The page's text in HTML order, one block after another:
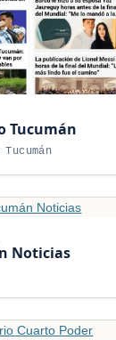
Tucumán
Noticias